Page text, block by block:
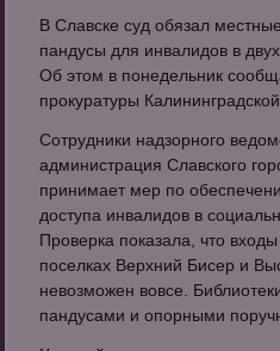
В Славске суд обязал
пандусы для инвалидов в
Об этом в понедельник
прокуратуры
Сотрудники надзорного
администрация Славского
принимает мер по
доступа инвалидов в
Проверка показала, что
поселках Верхний Бисер и
невозможен вовсе.
пандусами и опорными